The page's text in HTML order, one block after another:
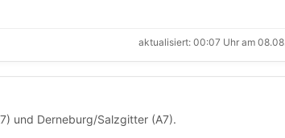
aktualisiert: 00:07 Uhr am
und Derneburg/Salzgitter (A7).